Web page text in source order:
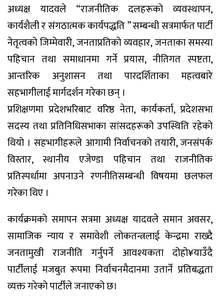
अध्यक्ष यादवले “राजनीतिक दलहरूको व्यवस्थापन,
कार्यशैली र संगठात्मक कार्यपद्धति ” सम्बन्धी सत्रमार्फत पार्टी
नेतृत्वको जिम्मेवारी, जनताप्रतिको व्यवहार, जनताका समस्या
पहिचान तथा समाधानमा गर्ने प्रयास, नीतिगत स्पष्टता,
आन्तरिक अनुशासन तथा पारदर्शिताका महत्वबारे
सहभागीलाई मार्गदर्शन गरेका छन् ।
प्रशिक्षणमा प्रदेशभरिबाट वरिष्ठ नेता, कार्यकर्ता, प्रदेशसभा
सदस्य तथा प्रतिनिधिसभाका सांसदहरूको उपस्थिति रहेको
थियो । सहभागीहरूले आगामी निर्वाचनको तयारी, जनसंपर्क
विस्तार, स्थानीय एजेण्डा पहिचान तथा राजनीतिक
प्रतिस्पर्धामा अपनाउने रणनीतिसम्बन्धी विषयमा छलफल
गरेका थिए ।
कार्यक्रमको समापन सत्रमा अध्यक्ष यादवले समान अवसर,
सामाजिक न्याय र समावेशी लोकतन्त्रलाई केन्द्रमा राख्दै
जनतामुखी राजनीति गर्नुपर्ने आवश्यकता दोहो¥याउँदै
पार्टीलाई मजबुत रूपमा निर्वाचनमैदानमा उतार्ने प्रतिबद्धता
व्यक्त गरेको पार्टीले जनाएको छ।